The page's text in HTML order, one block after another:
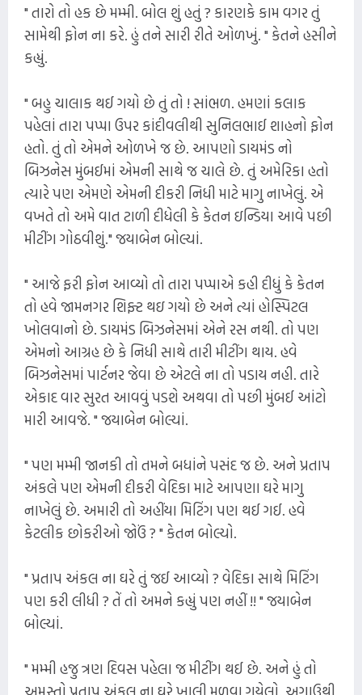
" તારો તો હક છે મમ્મી. બોલ શું હતું ? કારણકે કામ વગર તું
સામેથી ફોન ના કરે. હું તને સારી રીતે ઓળખું. " કેતને હસીને
કહ્યું.
" બહુ ચાલાક થઈ ગયો છે તું તો ! સાંભળ. હમણાં કલાક
પહેલાં તારા પપ્પા ઉપર કાંદીવલીથી સુનિલભાઈ શાહનો ફોન
હતો. તું તો એમને ઓળખે જ છે. આપણો ડાયમંડ નો
બિઝનેસ મુંબઈમાં એમની સાથે જ ચાલે છે. તું અમેરિકા હતો
ત્યારે પણ એમણે એમની દીકરી નિધી માટે માગુ નાખેલું. એ
વખતે તો અમે વાત ટાળી દીધેલી કે કેતન ઇન્ડિયા આવે પછી
મીટીંગ ગોઠવીશું." જયાબેન બોલ્યાં.
" આજે ફરી ફોન આવ્યો તો તારા પપ્પાએ કહી દીધું કે કેતન
તો હવે જામનગર શિફ્ટ થઇ ગયો છે અને ત્યાં હોસ્પિટલ
ખોલવાનો છે. ડાયમંડ બિઝનેસમાં એને રસ નથી. તો પણ
એમનો આગ્રહ છે કે નિધી સાથે તારી મીટીંગ થાય. હવે
બિઝનેસમાં પાર્ટનર જેવા છે એટલે ના તો પડાય નહી. તારે
એકાદ વાર સુરત આવવું પડશે અથવા તો પછી મુંબઈ આંટો
મારી આવજે. " જયાબેન બોલ્યાં.
" પણ મમ્મી જાનકી તો તમને બધાંને પસંદ જ છે. અને પ્રતાપ
અંકલે પણ એમની દીકરી વેદિકા માટે આપણા ઘરે માગુ
નાખેલું છે. અમારી તો અહીંયા મિટિંગ પણ થઈ ગઈ. હવે
કેટલીક છોકરીઓ જોઉં ? " કેતન બોલ્યો.
" પ્રતાપ અંકલ ના ઘરે તું જઈ આવ્યો ? વેદિકા સાથે મિટિંગ
પણ કરી લીધી ? તેં તો અમને કહ્યું પણ નહીં !! " જયાબેન
બોલ્યાં.
" મમ્મી હજુ ત્રણ દિવસ પહેલા જ મીટીંગ થઈ છે. અને હું તો